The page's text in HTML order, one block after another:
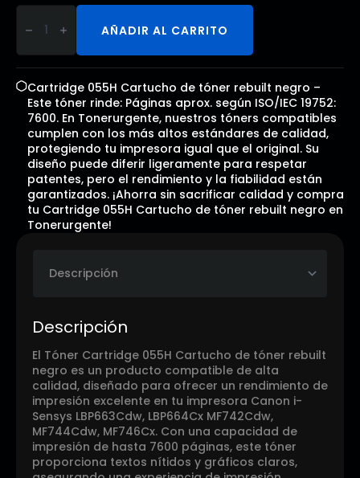
Cartridge
055H
Cartucho
rebuilt
negro
cantidad
AÑADIR AL CARRITO
Cartridge 055H Cartucho de tóner rebuilt negro –
Este tóner rinde: Páginas aprox. según ISO/IEC 19752:
7600. En Tonerurgente, nuestros tóners compatibles
cumplen con los más altos estándares de calidad,
protegiendo tu impresora igual que el original. Su
diseño puede diferir ligeramente para respetar
patentes, pero el rendimiento y la fiabilidad están
garantizados. ¡Ahorra sin sacrificar calidad y compra
tu Cartridge 055H Cartucho de tóner rebuilt negro en
Tonerurgente!
Descripción
El Tóner Cartridge 055H Cartucho de tóner rebuilt
negro es un producto compatible de alta
calidad, diseñado para ofrecer un rendimiento de
impresión excelente en tu impresora Canon i-
Sensys LBP663Cdw, LBP664Cx MF742Cdw,
MF744Cdw, MF746Cx. Con una capacidad de
impresión de hasta 7600 páginas, este tóner
proporciona textos nítidos y gráficos claros,